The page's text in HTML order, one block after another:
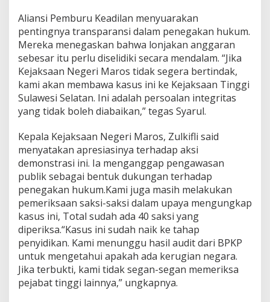
p
A
n
g
g
a
r
n
n
t
e
r
n
e
t
Aliansi Pemburu Keadilan menyuarakan
pentingnya transparansi dalam penegakan hukum.
Mereka menegaskan bahwa lonjakan anggaran
sebesar itu perlu diselidiki secara mendalam. “Jika
Kejaksaan Negeri Maros tidak segera bertindak,
kami akan membawa kasus ini ke Kejaksaan Tinggi
Sulawesi Selatan. Ini adalah persoalan integritas
yang tidak boleh diabaikan,” tegas Syarul.
Kepala Kejaksaan Negeri Maros, Zulkifli said
menyatakan apresiasinya terhadap aksi
demonstrasi ini. Ia menganggap pengawasan
publik sebagai bentuk dukungan terhadap
penegakan hukum.Kami juga masih melakukan
pemeriksaan saksi-saksi dalam upaya mengungkap
kasus ini, Total sudah ada 40 saksi yang
diperiksa.“Kasus ini sudah naik ke tahap
penyidikan. Kami menunggu hasil audit dari BPKP
untuk mengetahui apakah ada kerugian negara.
Jika terbukti, kami tidak segan-segan memeriksa
pejabat tinggi lainnya,” ungkapnya.